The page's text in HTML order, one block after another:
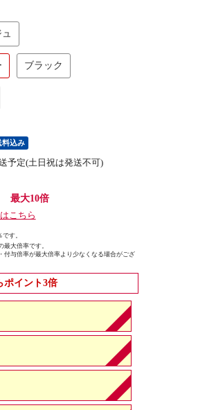
ブラック
料込み
予定(土日祝は発送不可)
最大10倍
こちら
す。
大倍率です。
付与倍率が最大倍率より少なくなる場合がござ
ポイント3倍